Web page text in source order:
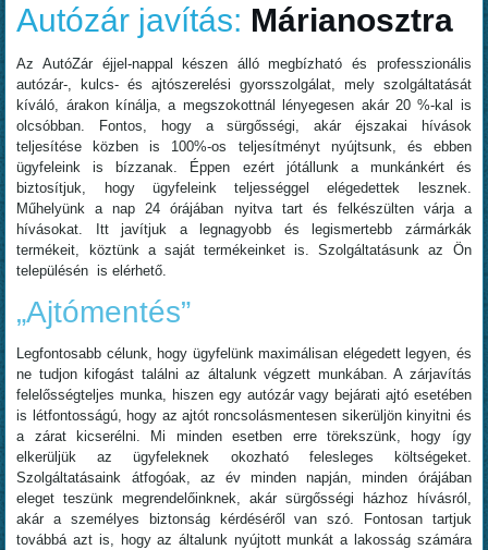
Autózár javítás: Márianosztra
Az AutóZár éjjel-nappal készen álló megbízható és professzionális
autózár-, kulcs- és ajtószerelési gyorsszolgálat, mely szolgáltatását
kíváló, árakon kínálja, a megszokottnál lényegesen akár 20 %-kal is
olcsóbban. Fontos, hogy a sürgősségi, akár éjszakai hívások
teljesítése közben is 100%-os teljesítményt nyújtsunk, és ebben
ügyfeleink is bízzanak. Éppen ezért jótállunk a munkánkért és
biztosítjuk, hogy ügyfeleink teljességgel elégedettek lesznek.
Műhelyünk a nap 24 órájában nyitva tart és felkészülten várja a
hívásokat. Itt javítjuk a legnagyobb és legismertebb zármárkák
termékeit, köztünk a saját termékeinket is. Szolgáltatásunk az Ön
településén is elérhető.
„Ajtómentés”
Legfontosabb célunk, hogy ügyfelünk maximálisan elégedett legyen, és
ne tudjon kifogást találni az általunk végzett munkában. A zárjavítás
felelősségteljes munka, hiszen egy autózár vagy bejárati ajtó esetében
is létfontosságú, hogy az ajtót roncsolásmentesen sikerüljön kinyitni és
a zárat kicserélni. Mi minden esetben erre törekszünk, hogy így
elkerüljük az ügyfeleknek okozható felesleges költségeket.
Szolgáltatásaink átfogóak, az év minden napján, minden órájában
eleget teszünk megrendelőinknek, akár sürgősségi házhoz hívásról,
akár a személyes biztonság kérdéséről van szó. Fontosan tartjuk
továbbá azt is, hogy az általunk nyújtott munkát a lakosság számára